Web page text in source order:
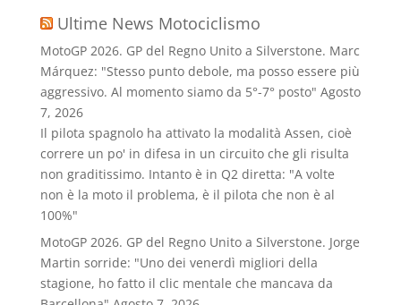
Ultime News Motociclismo
MotoGP 2026. GP del Regno Unito a Silverstone. Marc
Márquez: "Stesso punto debole, ma posso essere più
aggressivo. Al momento siamo da 5°-7° posto" Agosto
7, 2026
Il pilota spagnolo ha attivato la modalità Assen, cioè
correre un po' in difesa in un circuito che gli risulta
non graditissimo. Intanto è in Q2 diretta: "A volte
non è la moto il problema, è il pilota che non è al
100%"
MotoGP 2026. GP del Regno Unito a Silverstone. Jorge
Martin sorride: "Uno dei venerdì migliori della
stagione, ho fatto il clic mentale che mancava da